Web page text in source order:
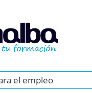
el empleo